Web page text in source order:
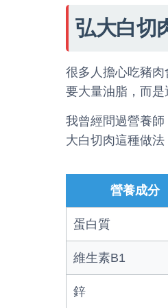
弘大白切
很多人擔心吃豬
要大量油脂，而是
我曾經問過營養
大白切肉這種做法
營養成分
蛋白質
維生素B1
鋅